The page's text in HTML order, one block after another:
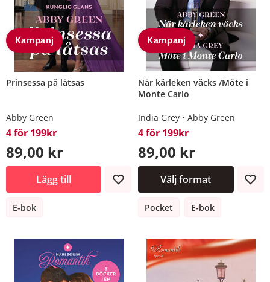
Kampanj
Prinsessa på låtsas
Abby Green
4 för 199kr
89,00 kr
Lägg till
E-bok
Kampanj
När kärleken väcks /Möte i
Monte Carlo
India Grey Abby Green
4 för 199kr
89,00 kr
Välj format
Pocket E-bok